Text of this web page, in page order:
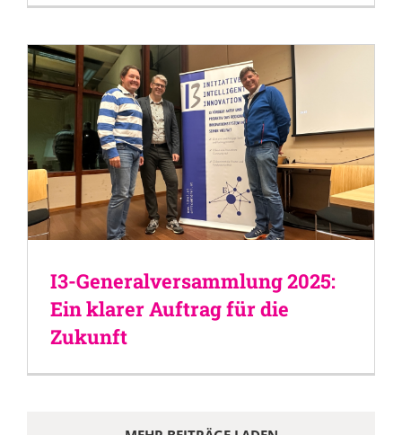
I3-Generalversammlung 2025:
Ein klarer Auftrag für die
Zukunft